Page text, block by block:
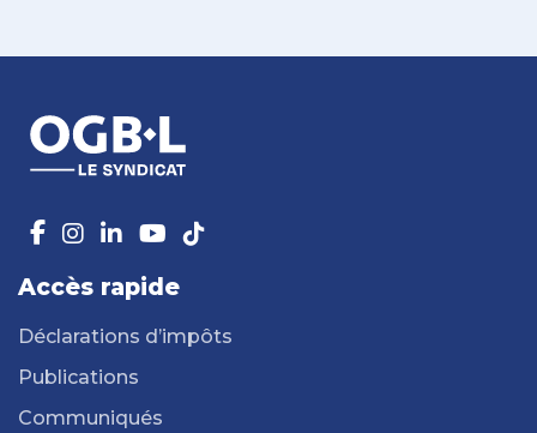
Accès rapide
Déclarations d’impôts
Publications
Communiqués